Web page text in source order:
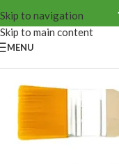
Skip to navigation
Skip to main content
MENU